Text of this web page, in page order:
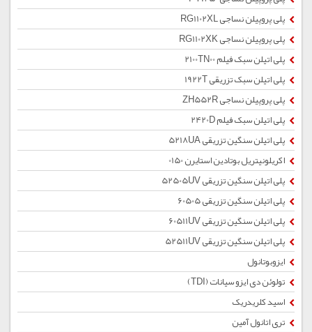
پلی پروپیلن نساجی RG1102XL
پلی پروپیلن نساجی RG1102XK
پلی اتیلن سبک فیلم 2100TN00
پلی اتیلن سبک تزریقی 1922T
پلی پروپیلن نساجی ZH552R
پلی اتیلن سبک فیلم 2420D
پلی اتیلن سنگین تزریقی 5218UA
اکریلونیتریل بوتادین استایرن 0150
پلی اتیلن سنگین تزریقی 52505UV
پلی اتیلن سنگین تزریقی 60505
پلی اتیلن سنگین تزریقی 60511UV
پلی اتیلن سنگین تزریقی 52511UV
ایزوبوتانول
تولوئن دی ایزو سیانات (TDI)
اسید کلریدریک
تری اتانول آمین